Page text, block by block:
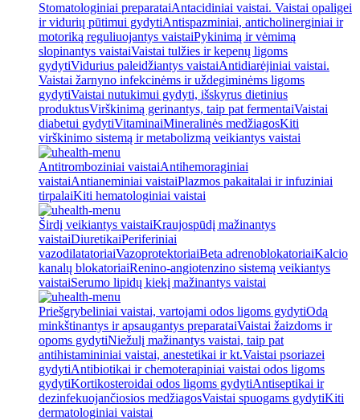
Stomatologiniai preparataiAntacidiniai vaistai. Vaistai opaligei
ir vidurių pūtimui gydytiAntispazminiai, anticholinerginiai ir
motoriką reguliuojantys vaistaiPykinimą ir vėmimą
slopinantys vaistaiVaistai tulžies ir kepenų ligoms
gydytiVidurius paleidžiantys vaistaiAntidiarėjiniai vaistai.
Vaistai žarnyno infekcinėms ir uždegiminėms ligoms
gydytiVaistai nutukimui gydyti, išskyrus dietinius
produktusVirškinimą gerinantys, taip pat fermentaiVaistai
diabetui gydytiVitaminaiMineralinės medžiagosKiti
virškinimo sistemą ir metabolizmą veikiantys vaistai
Antitromboziniai vaistaiAntihemoraginiai
vaistaiAntianeminiai vaistaiPlazmos pakaitalai ir infuziniai
tirpalaiKiti hematologiniai vaistai
Širdį veikiantys vaistaiKraujospūdį mažinantys
vaistaiDiuretikaiPeriferiniai
vazodilatatoriaiVazoprotektoriaiBeta adrenoblokatoriaiKalcio
kanalų blokatoriaiRenino-angiotenzino sistemą veikiantys
vaistaiSerumo lipidų kiekį mažinantys vaistai
Priešgrybeliniai vaistai, vartojami odos ligoms gydytiOdą
minkštinantys ir apsaugantys preparataiVaistai žaizdoms ir
opoms gydytiNiežulį mažinantys vaistai, taip pat
antihistamininiai vaistai, anestetikai ir kt.Vaistai psoriazei
gydytiAntibiotikai ir chemoterapiniai vaistai odos ligoms
gydytiKortikosteroidai odos ligoms gydytiAntiseptikai ir
dezinfekuojančiosios medžiagosVaistai spuogams gydytiKiti
dermatologiniai vaistai